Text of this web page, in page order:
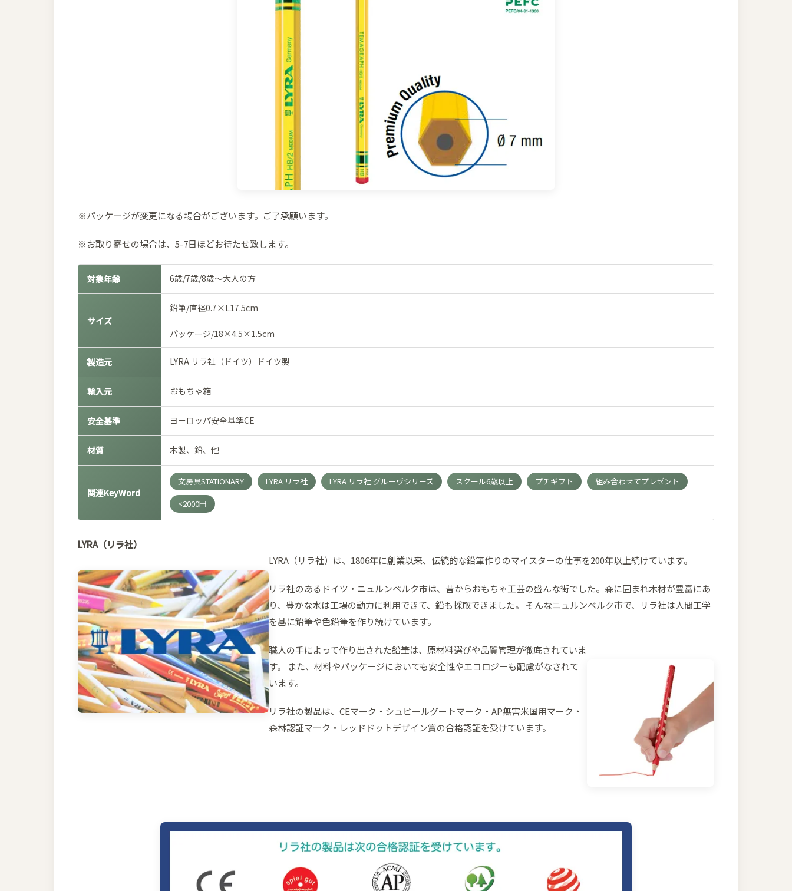
※パッケージが変更になる場合がございます。ご了承願います。
※お取り寄せの場合は、5-7日ほどお待たせ致します。
対象年齢 6歳/7歳/8歳～大人の方
サイズ
鉛筆/直径0.7×L17.5cm
パッケージ/18×4.5×1.5cm
製造元 LYRA リラ社（ドイツ）ドイツ製
輸入元 おもちゃ箱
安全基準 ヨーロッパ安全基準CE
材質 木製、鉛、他
関連KeyWord
文房具STATIONARY LYRA リラ社 LYRA リラ社 グルーヴシリーズ スクール6歳以上 プチギフト
組み合わせてプレゼント
<2000円
LYRA（リラ社）
LYRA（リラ社）は、1806年に創業以来、伝統的な鉛筆作りのマイスターの仕事を200年以上続けています。
リラ社のあるドイツ・ニュルンベルク市は、昔からおもちゃ工芸の盛んな街でした。森に囲まれ木材が豊富にあ
り、豊かな水は工場の動力に利用できて、鉛も採取できました。 そんなニュルンベルク市で、リラ社は人間工学
を基に鉛筆や色鉛筆を作り続けています。
職人の手によって作り出された鉛筆は、原材料選びや品質管理が徹底されていま
す。 また、材料やパッケージにおいても安全性やエコロジーも配慮がなされて
います。
リラ社の製品は、CEマーク・シュピールグートマーク・AP無害米国用マーク・
森林認証マーク・レッドドットデザイン賞の合格認証を受けています。